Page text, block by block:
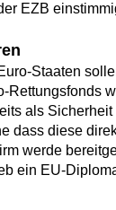
EZB
Staaten
Rettungsfonds
als
dass diese
werde
ein EU-